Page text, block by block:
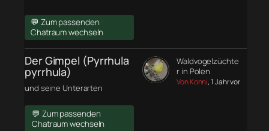
💬 Zum passenden
Chatraum wechseln
Der Gimpel (Pyrrhula
pyrrhula)
und seine Unterarten
💬 Zum passenden
Chatraum wechseln
Waldvogelzüchte
r in Polen
Von Konni, 1 Jahr vor